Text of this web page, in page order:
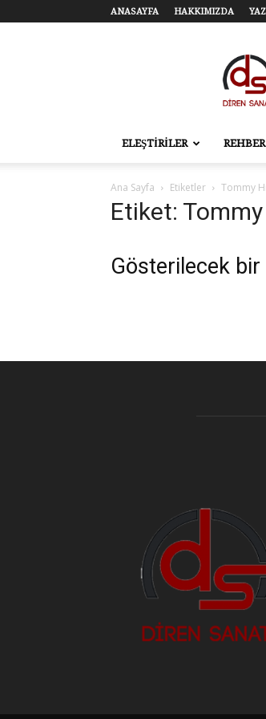
ANASAYFA HAKKIMIZDA
Diren
–
ELEŞTİRİLER REHBER
Ana Sayfa Etiketler Tommy
Etiket:
Gösterilecek